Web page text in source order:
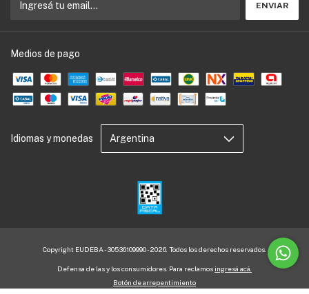
Medios de pago
Idiomas y monedas
Copyright EUDEBA - 30536109990 - 2026. Todos los derechos reservados.
Defensa de las y los consumidores. Para reclamos ingresá acá.
Botón de arrepentimiento